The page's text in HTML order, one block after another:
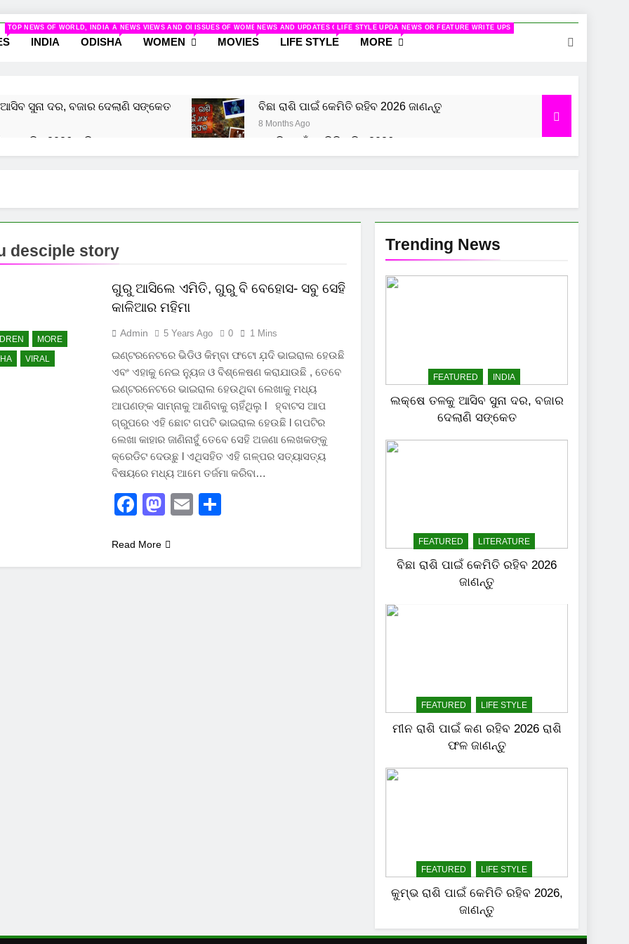
And Women
TOP NEWS OF WORLD, INDIA AND ODISHA
INDIA ODISHA
NEWS VIEWS AND ODISHA
WOMEN
ISSUES OF WOMEN AND NEWS RELATED TO WOMEN
MOVIES
NEWS AND UPDATES ON CINEMA
LIFE STYLE
LIFE STYLE UPDATES
MORE
NEWS OR FEATURE WRITE UPS
ସୁନା ଦର, ବଜାର ଦେଲାଣି ସଙ୍କେତ ବିଛା ରାଶି ପାଇଁ କେମିତି ରହିବ 2026 ଜାଣନ୍ତୁ
8 Months Ago
କଣ ରହିବ 2026 ରାଶି ଫଳ ଜାଣନ୍ତୁ କୁମ୍ଭ ରାଶି ପାଇଁ କେମିତି ରହିବ 2026, ଜାଣନ୍ତୁ
8 Months Ago
desciple story
MORE
VIRAL
ଗୁରୁ ଆସିଲେ ଏମିତି, ଗୁରୁ ବି ବେହୋସ- ସବୁ ସେହି
କାଳିଆର ମହିମା
Admin 5 Years Ago 0 1 Mins
ଇଣ୍ଟରନେଟରେ ଭିଡିଓ କିମ୍ବା ଫଟୋ ଯ଼ଦି ଭାଇରାଲ ହେଉଛି
ଏବଂ ଏହାକୁ ନେଇ ନ୍ୟୁଜ ଓ ବିଶ୍ଳେଷଣ କରାଯାଉଛି , ତେବେ
ଇଣ୍ଟରନେଟରେ ଭାଇରାଲ ହେଉଥିବା ଲେଖାକୁ ମଧ୍ୟ
ଆପଣଙ୍କ ସାମ୍ନାକୁ ଆଣିବାକୁ ଚାହିଁଥିଲୁ l ହ୍ବାଟସ ଆପ
ଗ୍ରୁପରେ ଏହି ଛୋଟ ଗପଟି ଭାଇରାଲ ହେଉଛି l ଗପଟିର
ଲେଖା କାହାର ଜାଣିନାହୁଁ ତେବେ ସେହି ଅଜଣା ଲେଖକଙ୍କୁ
କ୍ରେଡିଟ ଦେଉଛୁ l ଏଥିସହିତ ଏହି ଗଳ୍ପର ସତ୍ୟାସତ୍ୟ
ବିଷୟରେ ମଧ୍ୟ ଆମେ ତର୍ଜମା କରିବା…
Facebook
Mastodon
Email
Read More
Trending News
FEATURED INDIA
ଲକ୍ଷେ ତଳକୁ ଆସିବ ସୁନା ଦର, ବଜାର
ଦେଲାଣି ସଙ୍କେତ
FEATURED LITERATURE
ବିଛା ରାଶି ପାଇଁ କେମିତି ରହିବ 2026
ଜାଣନ୍ତୁ
FEATURED LIFE STYLE
ମୀନ ରାଶି ପାଇଁ କଣ ରହିବ 2026 ରାଶି
ଫଳ ଜାଣନ୍ତୁ
FEATURED LIFE STYLE
କୁମ୍ଭ ରାଶି ପାଇଁ କେମିତି ରହିବ 2026,
ଜାଣନ୍ତୁ